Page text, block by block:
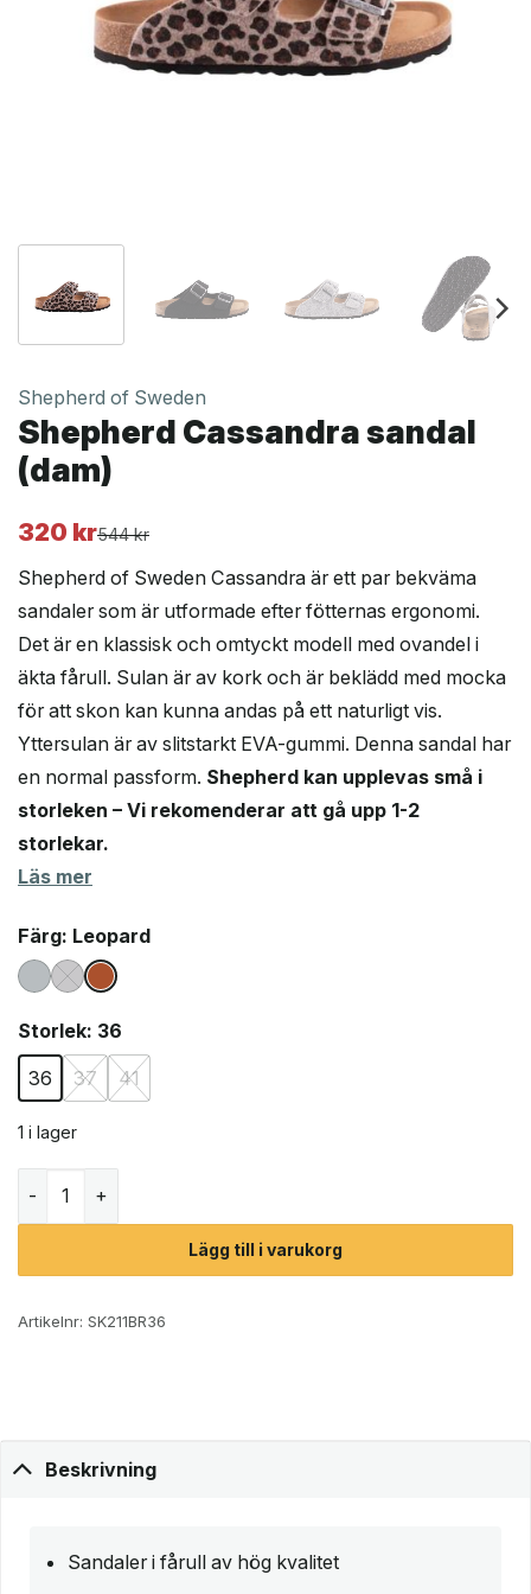
Shepherd of Sweden
Shepherd Cassandra sandal
(dam)
544kr
Det
priset
var:
544 kr.
320 kr
Det
priset
är:
320 kr.
Shepherd of Sweden Cassandra är ett par bekväma
sandaler som är utformade efter fötternas ergonomi.
Det är en klassisk och omtyckt modell med ovandel i
äkta fårull. Sulan är av kork och är beklädd med mocka
för att skon kan kunna andas på ett naturligt vis.
Yttersulan är av slitstarkt EVA-gummi. Denna sandal har
en normal passform. Shepherd kan upplevas små i
storleken – Vi rekomenderar att gå upp 1-2
storlekar.
Läs mer
Färg: Leopard
Storlek: 36
36
37 41
1 i lager
Lägg till i varukorg
Artikelnr: SK211BR36
Beskrivning
Sandaler i fårull av hög kvalitet